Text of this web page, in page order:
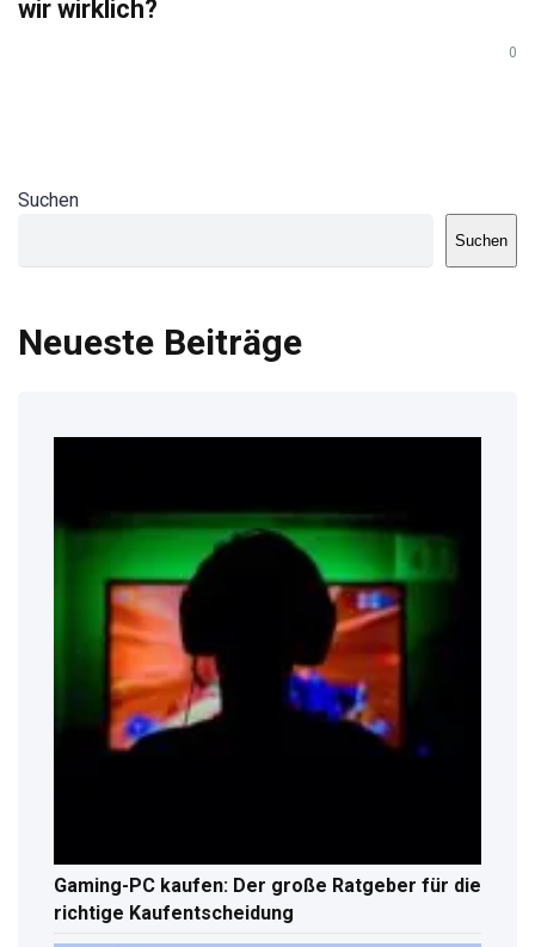
wir wirklich?
0
Suchen
Suchen
Neueste Beiträge
Gaming-PC kaufen: Der große Ratgeber für die
richtige Kaufentscheidung